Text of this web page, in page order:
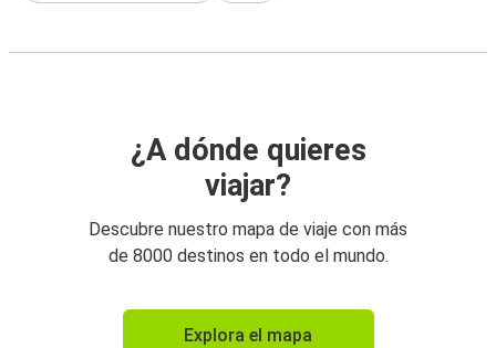
¿A dónde quieres
viajar?
Descubre nuestro mapa de viaje con más
de 8000 destinos en todo el mundo.
Explora el mapa